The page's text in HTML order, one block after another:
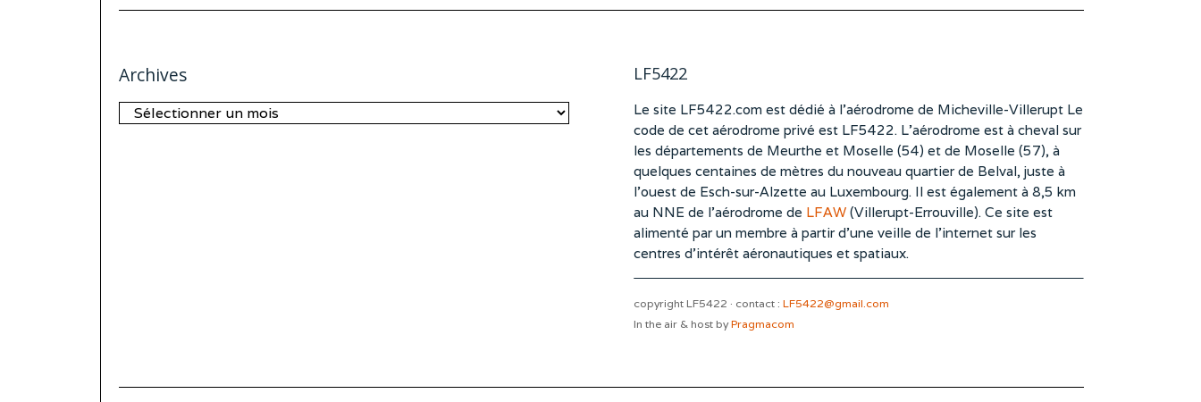
Archives
Archives
LF5422
Le site LF5422.com est dédié à l’aérodrome de Micheville-Villerupt Le
code de cet aérodrome privé est LF5422. L’aérodrome est à cheval sur
les départements de Meurthe et Moselle (54) et de Moselle (57), à
quelques centaines de mètres du nouveau quartier de Belval, juste à
l’ouest de Esch-sur-Alzette au Luxembourg. Il est également à 8,5 km
au NNE de l’aérodrome de LFAW(Villerupt-Errouville). Ce site est
alimenté par un membre à partir d’une veille de l’internet sur les
centres d’intérêt aéronautiques et spatiaux.
copyright LF5422 · contact : LF5422@gmail.com
In the air & host byPragmacom